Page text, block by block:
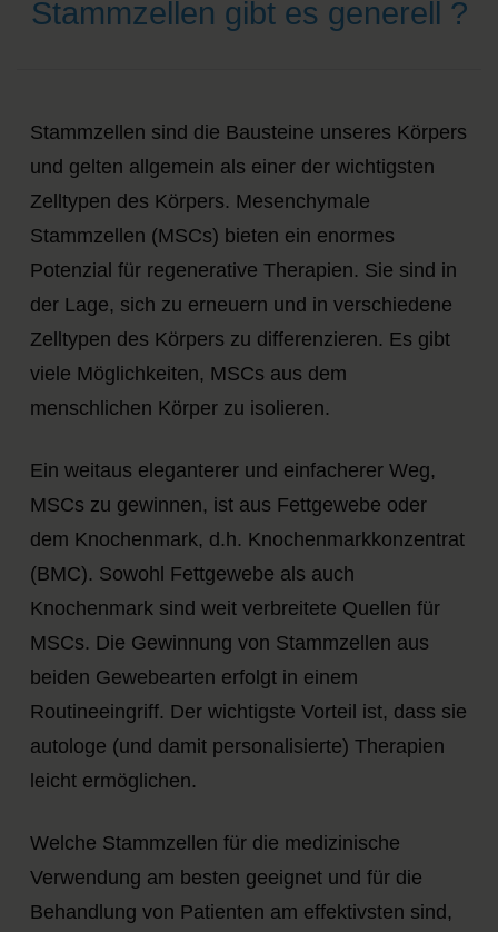
Stammzellen gibt es generell ?
Stammzellen sind die Bausteine ​​unseres Körpers
und gelten allgemein als einer der wichtigsten
Zelltypen des Körpers. Mesenchymale
Stammzellen (MSCs) bieten ein enormes
Potenzial für regenerative Therapien. Sie sind in
der Lage, sich zu erneuern und in verschiedene
Zelltypen des Körpers zu differenzieren. Es gibt
viele Möglichkeiten, MSCs aus dem
menschlichen Körper zu isolieren.
Ein weitaus eleganterer und einfacherer Weg,
MSCs zu gewinnen, ist aus Fettgewebe oder
dem Knochenmark, d.h. Knochenmarkkonzentrat
(BMC). Sowohl Fettgewebe als auch
Knochenmark sind weit verbreitete Quellen für
MSCs. Die Gewinnung von Stammzellen aus
beiden Gewebearten erfolgt in einem
Routineeingriff. Der wichtigste Vorteil ist, dass sie
autologe (und damit personalisierte) Therapien
leicht ermöglichen.
Welche Stammzellen für die medizinische
Verwendung am besten geeignet und für die
Behandlung von Patienten am effektivsten sind,